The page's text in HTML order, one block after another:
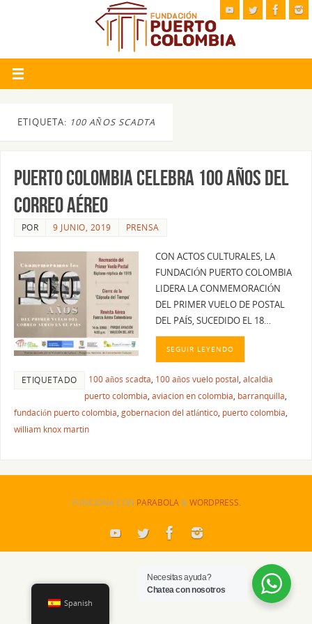
ETIQUETA: 100 AÑOS SCADTA
PUERTO COLOMBIA CELEBRA 100 AÑOS DEL
CORREO AÉREO
POR 9 JUNIO, 2019 PRENSA
CON ACTOS CULTURALES, LA
FUNDACIÓN PUERTO COLOMBIA
LIDERA LA CONMEMORACIÓN
DEL PRIMER VUELO DE POSTAL
DEL PAÍS, SUCEDIDO EL 18…
SEGUIR LEYENDO
ETIQUETADO 100 años scadta, 100 años vuelo postal, alcaldia
puerto colombia, aviacion en colombia, barranquilla,
fundación puerto colombia, gobernacion del atlántico, puerto colombia,
william knox martin
FUNCIONA CON PARABOLA&WORDPRESS.
Spanish
Necesitas ayuda?
Chatea con nosotros